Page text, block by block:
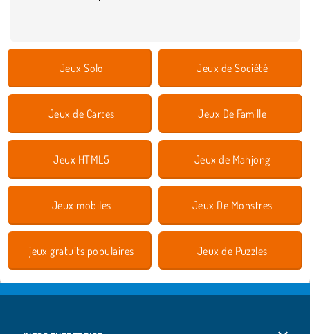
Jeux Solo Jeux de Société
Jeux de Cartes Jeux De Famille
Jeux HTML5 Jeux de Mahjong
Jeux mobiles Jeux De Monstres
jeux gratuits populaires Jeux de Puzzles